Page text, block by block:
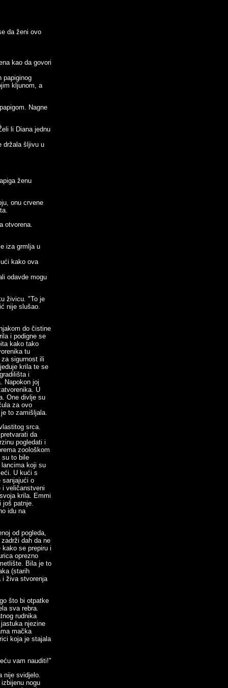
da ženi ovo
kao da govori
papiginog
kljunom, a
Nagne
li Diana jednu
držala šljivu u
ženu
onu crvene
otvorena.
iza grmlja u
kako ova
odavde mogu
živicu. "To je
nije slušao.
do čistine
i podigne se
kako tako
tu
sigurnost ili
krila te se
i
Napokon joj
U
One divlje su
za ovo
to zamišljala.
srca.
da
pogledati i
zoološkom
su to bile
koji su
U kući s
sanjajući o
i veličanstveni
krila. Emmi
još patnje.
idu na
od pogleda,
dah da ne
kako se prepiru i
oprezno
Bila je to
(starih
i živa stvorenja
što bi otpatke
sva rebra.
rudnika
njezine
mačka
koja je stajala
vam nauditi!"
nije svidjelo.
nogu